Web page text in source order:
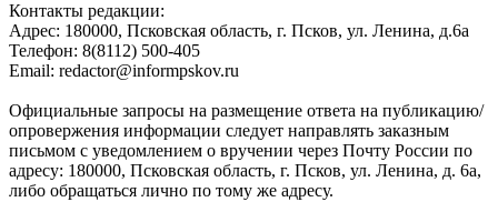
Контакты редакции:
Адреc: 180000, Псковская область, г. Псков, ул. Ленина, д.6а
Телефон: 8(8112) 500-405
Email: redactor@informpskov.ru
Официальные запросы на размещение ответа на публикацию/
опровержения информации следует направлять заказным
письмом с уведомлением о вручении через Почту России по
адресу: 180000, Псковская область, г. Псков, ул. Ленина, д. 6а,
либо обращаться лично по тому же адресу.